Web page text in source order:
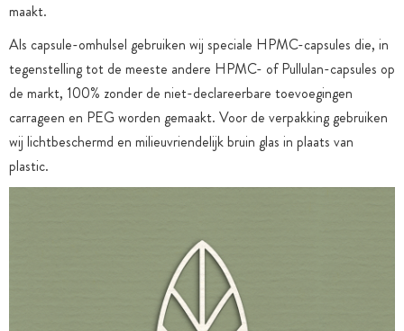
maakt.
Als capsule-omhulsel gebruiken wij speciale HPMC-capsules die, in
tegenstelling tot de meeste andere HPMC- of Pullulan-capsules op
de markt, 100% zonder de niet-declareerbare toevoegingen
carrageen en PEG worden gemaakt. Voor de verpakking gebruiken
wij lichtbeschermd en milieuvriendelijk bruin glas in plaats van
plastic.